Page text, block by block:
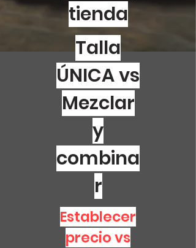
tienda
Talla
ÚNICA vs
Mezclar
y
combina
r
Establecer
precio vs